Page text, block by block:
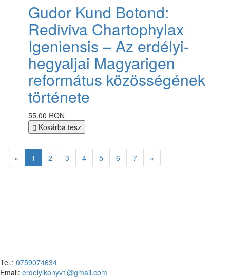
Gudor Kund Botond:
Rediviva Chartophylax
Igeniensis – Az erdélyi-
hegyaljai Magyarigen
református közösségének
története
55.00 RON
Kosárba tesz
« 1 2 3 4 5 6 7 »
Tel.: 0759074634
Email: erdelyikonyv1@gmail.com